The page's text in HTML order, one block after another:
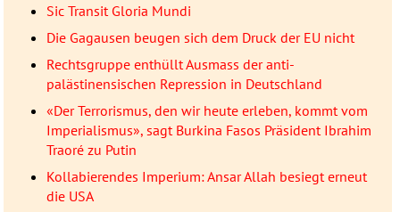
Sic Transit Gloria Mundi
Die Gagausen beugen sich dem Druck der EU nicht
Rechtsgruppe enthüllt Ausmass der anti-
palästinensischen Repression in Deutschland
«Der Terrorismus, den wir heute erleben, kommt vom
Imperialismus», sagt Burkina Fasos Präsident Ibrahim
Traoré zu Putin
Kollabierendes Imperium: Ansar Allah besiegt erneut
die USA